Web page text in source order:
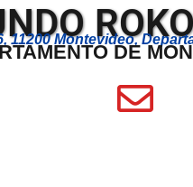
11200 Montevideo,
DE